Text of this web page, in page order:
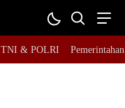
TNI & POLRI Pemerintahan